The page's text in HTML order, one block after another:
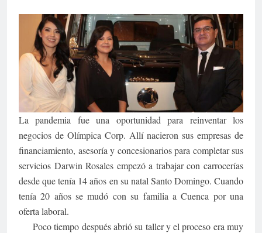
La pandemia fue una oportunidad para reinventar los
negocios de Olímpica Corp. Allí nacieron sus empresas de
financiamiento, asesoría y concesionarios para completar sus
servicios Darwin Rosales empezó a trabajar con carrocerías
desde que tenía 14 años en su natal Santo Domingo. Cuando
tenía 20 años se mudó con su familia a Cuenca por una
oferta laboral.
Poco tiempo después abrió su taller y el proceso era muy